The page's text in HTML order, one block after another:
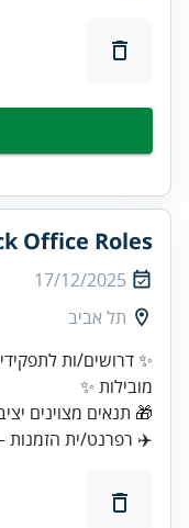
Office Roles
17/12/2025
תל אביב
🎁 תנאים מצוינים
✈️ רפרנט/ית הזמנות